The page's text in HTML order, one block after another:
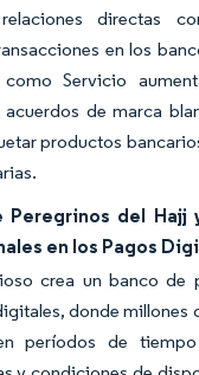
directas
en los
Servicio
de marca
productos
Peregrinos del Hajj
en los Pagos
crea un banco de
donde millones
períodos de